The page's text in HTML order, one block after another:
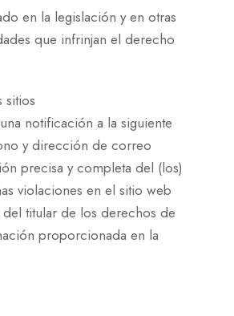
en la legislación y en otras
que infrinjan el derecho
sitios
notificación a la siguiente
y dirección de correo
precisa y completa del (los)
violaciones en el sitio web
titular de los derechos de
proporcionada en la